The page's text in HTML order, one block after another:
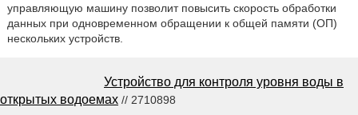
управляющую машину позволит повысить скорость обработки
данных при одновременном обращении к общей памяти (ОП)
нескольких устройств.
Устройство для контроля уровня воды в
открытых водоемах // 2710898